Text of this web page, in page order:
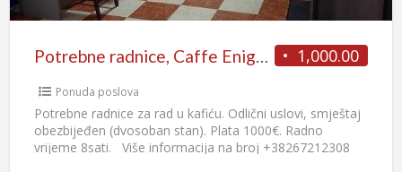
1,000.00
Potrebne radnice, Caffe Enigma
Ponuda poslova
Potrebne radnice za rad u kafiću. Odlični uslovi, smještaj
obezbijeđen (dvosoban stan). Plata 1000€. Radno
vrijeme 8sati. Više informacija na broj +38267212308